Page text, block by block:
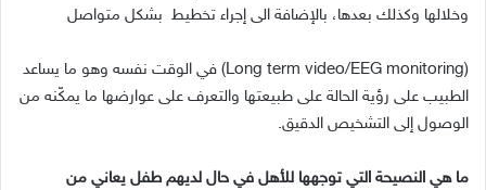
وخلالها وكذلك بعدها، بالإضافة الى إجراء تخطيط بشكل متواصل
(Long term video/EEG monitoring) في الوقت نفسه وهو ما يساعد
الطبيب على رؤية الحالة على طبيعتها والتعرف على عوارضها ما يمكّنه من
الوصول إلى التشخيص الدقيق.
ما هي النصيحة التي توجهها للأهل في حال لديهم طفل يعاني من